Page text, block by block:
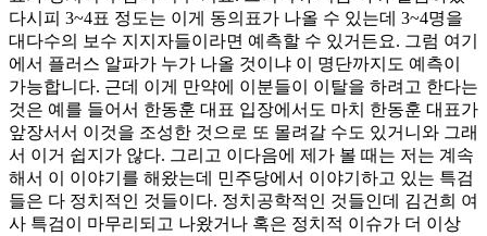
다시피 3~4표 정도는 이게 동의표가 나올 수 있는데 3~4명을
대다수의 보수 지지자들이라면 예측할 수 있거든요. 그럼 여기
에서 플러스 알파가 누가 나올 것이냐 이 명단까지도 예측이
가능합니다. 근데 이게 만약에 이분들이 이탈을 하려고 한다는
것은 예를 들어서 한동훈 대표 입장에서도 마치 한동훈 대표가
앞장서서 이것을 조성한 것으로 또 몰려갈 수도 있거니와 그래
서 이거 쉽지가 않다. 그리고 이다음에 제가 볼 때는 저는 계속
해서 이 이야기를 해왔는데 민주당에서 이야기하고 있는 특검
들은 다 정치적인 것들이다. 정치공학적인 것들인데 김건희 여
사 특검이 마무리되고 나왔거나 혹은 정치적 이슈가 더 이상